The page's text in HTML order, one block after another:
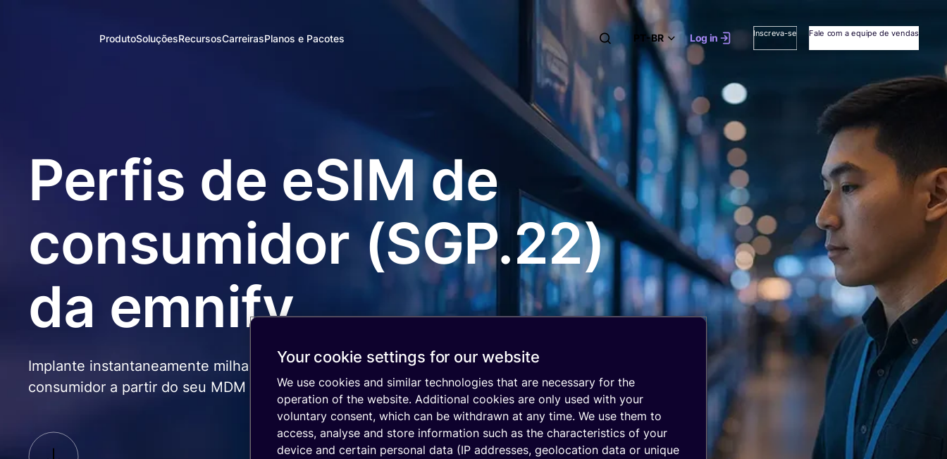
Produto
IoT eSIM
Cobertura IoT
Gestão
de
conectividade
Integração
Segurança IoT
Insights
Versão de
Teste da
Plataforma
Soluções
de cobertura
nacional
Solução IoT
de satélite
IoT Admin
Dashboard
para
rastreador
vários negócios
em todo o mundo
confiam na emnify
Estudos de caso
usuários
RecursosCarreirasPlanos e Pacotes PT-BR Log in Inscreva-se Fale com a equipe de vendas
Perfis de eSIM de
consumidor (SGP.22)
da emnify
Implante instantaneamente milhares de perfis de eSIM de
consumidor a partir do seu MDM
Your cookie settings for our website
We use cookies and similar technologies that are necessary for the
operation of the website. Additional cookies are only used with your
voluntary consent, which can be withdrawn at any time. We use them to
access, analyse and store information such as the characteristics of your
device and certain personal data (IP addresses, geolocation data or unique